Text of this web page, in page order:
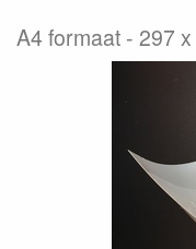
A4 formaat 297